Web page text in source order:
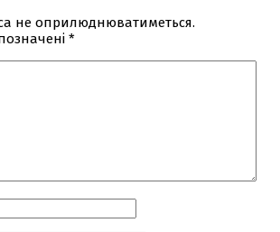
не оприлюднюватиметься.
*